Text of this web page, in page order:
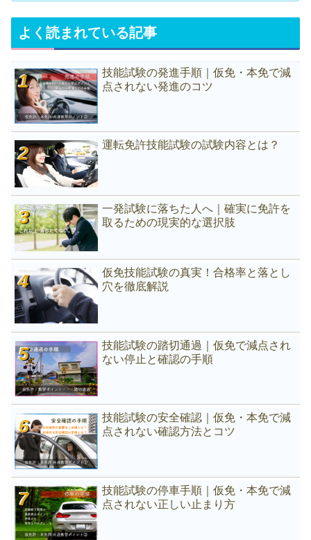
よく読まれている記事
技能試験の発進手順｜仮免・本免で減
点されない発進のコツ
運転免許技能試験の試験内容とは？
一発試験に落ちた人へ｜確実に免許を
取るための現実的な選択肢
仮免技能試験の真実！合格率と落とし
穴を徹底解説
技能試験の踏切通過｜仮免で減点され
ない停止と確認の手順
技能試験の安全確認｜仮免・本免で減
点されない確認方法とコツ
技能試験の停車手順｜仮免・本免で減
点されない正しい止まり方